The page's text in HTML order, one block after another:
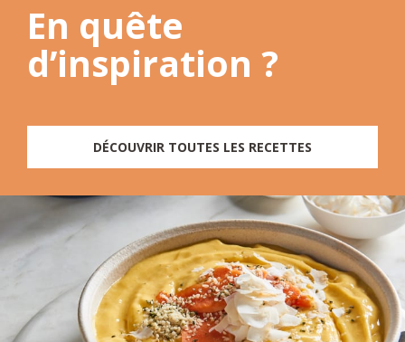
En quête
d’inspiration ?
DÉCOUVRIR TOUTES LES RECETTES